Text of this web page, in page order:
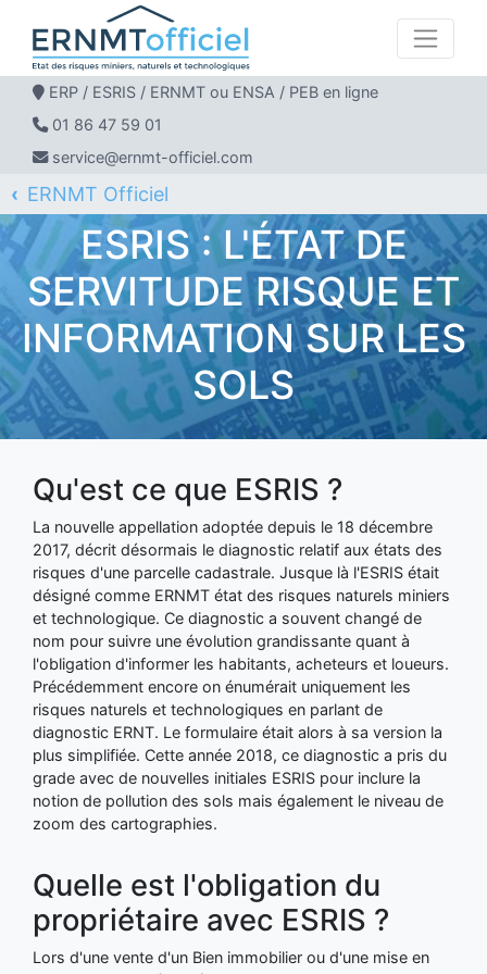
ERP / ESRIS / ERNMT ou ENSA / PEB en ligne
01 86 47 59 01
service@ernmt-officiel.com
ERNMT Officiel
ESRIS : L'état de servitude risque et information sur les sols
ESRIS : L'ÉTAT DE
SERVITUDE RISQUE ET
INFORMATION SUR LES
SOLS
Qu'est ce que ESRIS ?
La nouvelle appellation adoptée depuis le 18 décembre
2017, décrit désormais le diagnostic relatif aux états des
risques d'une parcelle cadastrale. Jusque là l'ESRIS était
désigné comme ERNMT état des risques naturels miniers
et technologique. Ce diagnostic a souvent changé de
nom pour suivre une évolution grandissante quant à
l'obligation d'informer les habitants, acheteurs et loueurs.
Précédemment encore on énumérait uniquement les
risques naturels et technologiques en parlant de
diagnostic ERNT. Le formulaire était alors à sa version la
plus simplifiée. Cette année 2018, ce diagnostic a pris du
grade avec de nouvelles initiales ESRIS pour inclure la
notion de pollution des sols mais également le niveau de
zoom des cartographies.
Quelle est l'obligation du
propriétaire avec ESRIS ?
Lors d'une vente d'un Bien immobilier ou d'une mise en